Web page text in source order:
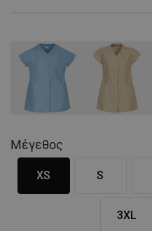
Μέγεθος
XS S
3XL